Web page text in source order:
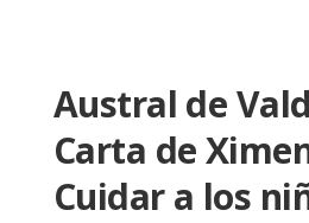
Austral de
Carta de
Cuidar a los